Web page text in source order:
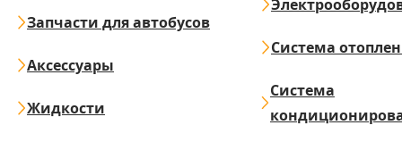
Запчасти для автобусов
Аксессуары
Жидкости
Система
Система